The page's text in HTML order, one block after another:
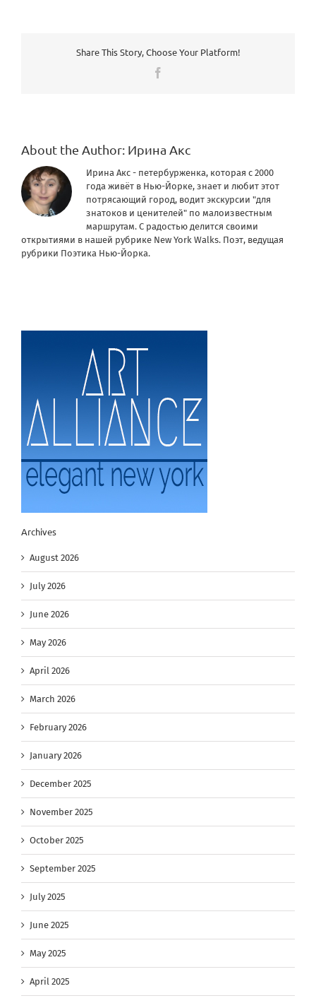
Share This Story, Choose Your Platform!
About the Author: Ирина Акс
Ирина Акс - петербурженка, которая с 2000
года живёт в Нью-Йорке, знает и любит этот
потрясающий город, водит экскурсии "для
знатоков и ценителей" по малоизвестным
маршрутам. С радостью делится своими
открытиями в нашей рубрике New York Walks. Поэт, ведущая
рубрики Поэтика Нью-Йорка.
Archives
August 2026
July 2026
June 2026
May 2026
April 2026
March 2026
February 2026
January 2026
December 2025
November 2025
October 2025
September 2025
July 2025
June 2025
May 2025
April 2025